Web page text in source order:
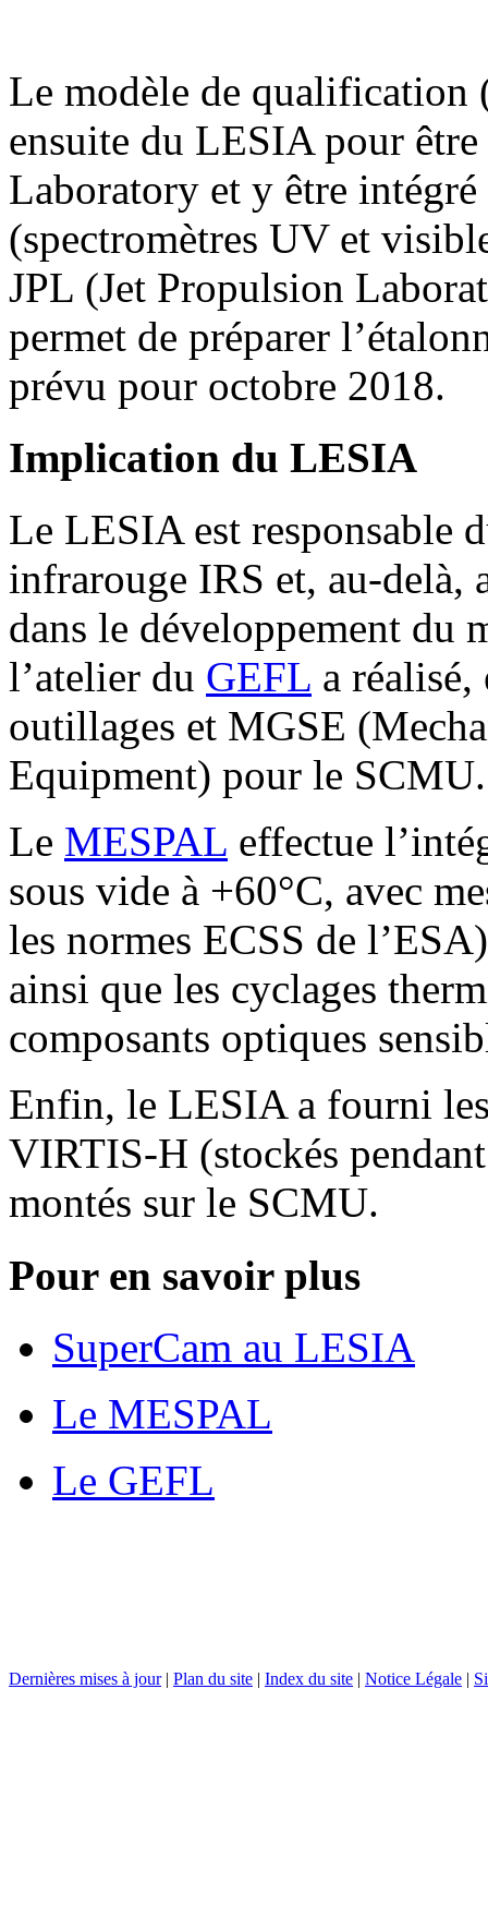
Le modèle de qualification
ensuite du LESIA pour
Laboratory et y être
(spectromètres UV et
JPL (Jet Propulsion
permet de préparer
prévu pour octobre 2018.
Implication du LESIA
Le LESIA est responsable
infrarouge IRS et, au-delà,
dans le développement du
l’atelier du GEFL a
outillages et MGSE
Equipment) pour le SCMU.
Le MESPAL effectue
sous vide à +60°C, avec
les normes ECSS de
ainsi que les cyclages
composants optiques
Enfin, le LESIA a fourni
VIRTIS-H (stockés
montés sur le SCMU.
Pour en savoir plus
SuperCam au LESIA
Le MESPAL
Le GEFL
Dernières mises à jour| Plan du site | Index du site | Notice Légale |